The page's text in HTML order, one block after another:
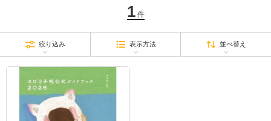
1件
絞り込み 表示方法 並べ替え